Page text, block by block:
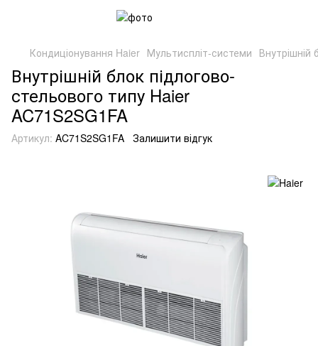
Кондиціонування Haier Мультиспліт-системи Внутрішній
Внутрішній блок підлогово-
стельового типу Haier
AC71S2SG1FA
Артикул: AC71S2SG1FA Залишити відгук